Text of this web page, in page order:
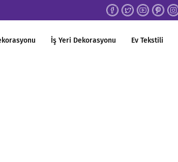
İş Yeri Dekorasyonu Ev Tekstili